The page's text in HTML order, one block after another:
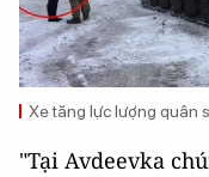
Xe tăng lực lượng quân
"Tại Avdeevka